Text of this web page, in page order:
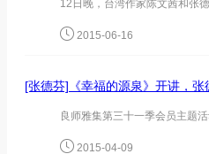
2015-06-16
[张德芬]《幸福的源泉》开讲，张
2015-04-09